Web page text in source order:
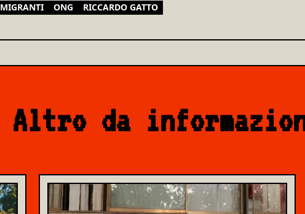
MIGRANTI ONG RICCARDO GATTO
Altro da